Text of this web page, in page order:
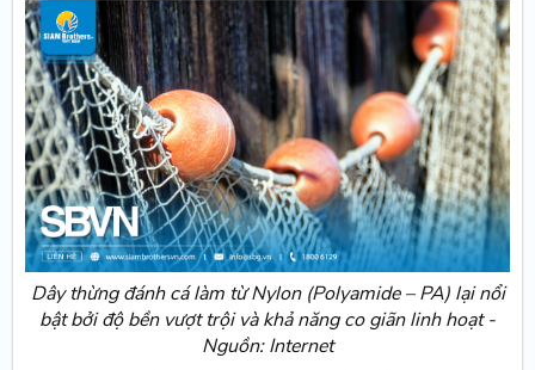
Dây thừng đánh cá làm từ Nylon (Polyamide – PA) lại nổi
bật bởi độ bền vượt trội và khả năng co giãn linh hoạt -
Nguồn: Internet